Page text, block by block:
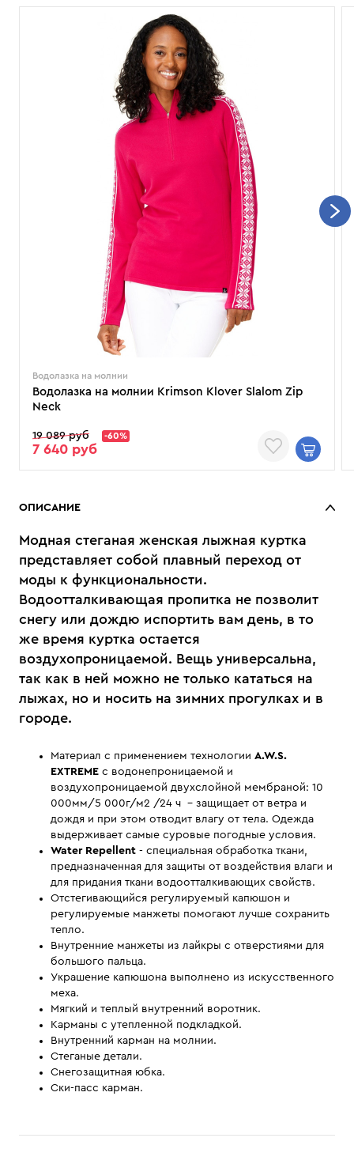
Водолазка на молнии
Водолазка на молнии Krimson Klover Slalom Zip
Neck
19 089 руб -60%
7 640 руб
ОПИСАНИЕ
Модная стеганая женская лыжная куртка
представляет собой плавный переход от
моды к функциональности.
Водоотталкивающая пропитка не позволит
снегу или дождю испортить вам день, в то
же время куртка остается
воздухопроницаемой. Вещь универсальна,
так как в ней можно не только кататься на
лыжах, но и носить на зимних прогулках и в
городе.
Материал с применением технологии A.W.S.
EXTREME с водонепроницаемой и
воздухопроницаемой двухслойной мембраной: 10
000мм/5 000г/м2 /24 ч - защищает от ветра и
дождя и при этом отводит влагу от тела. Одежда
выдерживает самые суровые погодные условия.
Water Repellent - cпециальная обработка ткани,
предназначенная для защиты от воздействия влаги и
для придания ткани водоотталкивающих свойств.
Отстегивающийся регулируемый капюшон и
регулируемые манжеты помогают лучше сохранить
тепло.
Внутренние манжеты из лайкры с отверстиями для
большого пальца.
Украшение капюшона выполнено из искусственного
меха.
Мягкий и теплый внутренний воротник.
Карманы с утепленной подкладкой.
Внутренний карман на молнии.
Стеганые детали.
Снегозащитная юбка.
Ски-пасс карман.